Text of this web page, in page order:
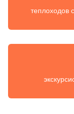
теплоходов